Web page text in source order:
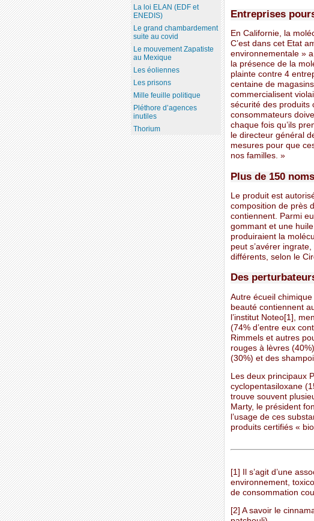
Entreprises
En Californie, la
C’est dans cet Etat
environnementale »
la présence de la
plainte contre 4
centaine de
commercialisent
sécurité des produits
consommateurs
chaque fois qu’ils
le directeur général
mesures pour que
nos familles. »
Plus de 150 noms
Le produit est
composition de près
contiennent. Parmi
gommant et une
produiraient la
peut s’avérer
différents, selon le
Des
Autre écueil
beauté contiennent
l’institut Noteo[1],
(74% d’entre eux
Rimmels et autres
rouges à lèvres
(30%) et des
Les deux principaux
cyclopentasiloxane
trouve souvent
Marty, le président
l’usage de ces
produits certifiés «
[1] Il s’agit d’une
environnement,
de consommation
[2] A savoir le
La loi ELAN (EDF et
ENEDIS)
Le grand chambardement
suite au covid
Le mouvement Zapatiste
au Mexique
Les éoliennes
Les prisons
Mille feuille politique
Pléthore d’agences
inutiles
Thorium